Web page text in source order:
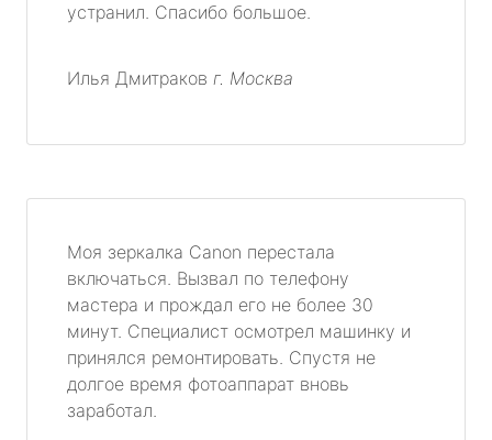
устранил. Спасибо большое.
Илья Дмитраков г. Москва
Моя зеркалка Canon перестала
включаться. Вызвал по телефону
мастера и прождал его не более 30
минут. Специалист осмотрел машинку и
принялся ремонтировать. Спустя не
долгое время фотоаппарат вновь
заработал.